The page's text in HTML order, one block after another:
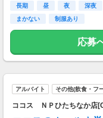
■交通費
交通費一部支給
長期 昼 夜 深夜
まかない
制服あり
応募
アルバイト その他(飲食・フ
ココス ＮＰひたちなか店